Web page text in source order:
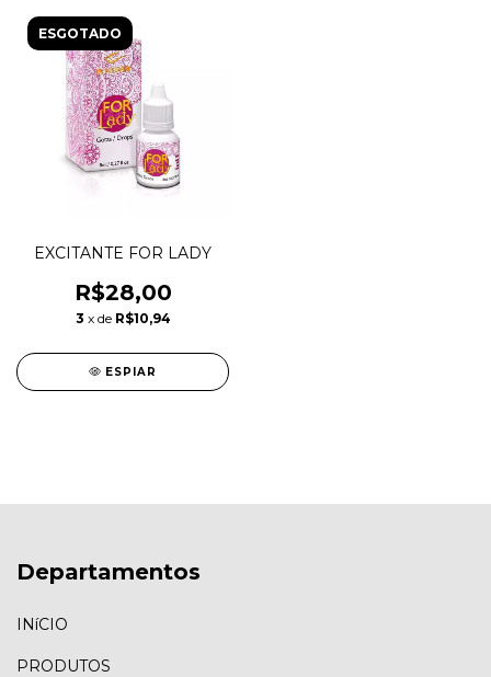
ESGOTADO
EXCITANTE FOR LADY
R$28,00
3 x de R$10,94
ESPIAR
Departamentos
INíCIO
PRODUTOS